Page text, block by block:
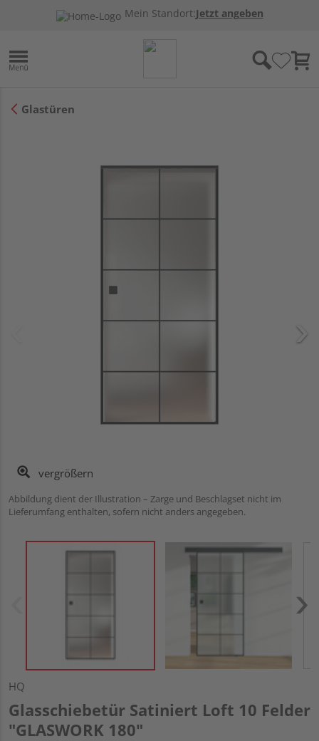
Mein Standort:Jetzt angeben
Glastüren
vergrößern
Abbildung dient der Illustration – Zarge und Beschlagset nicht im
Lieferumfang enthalten, sofern nicht anders angegeben.
HQ
Glasschiebetür Satiniert Loft 10 Felder
"GLASWORK 180"